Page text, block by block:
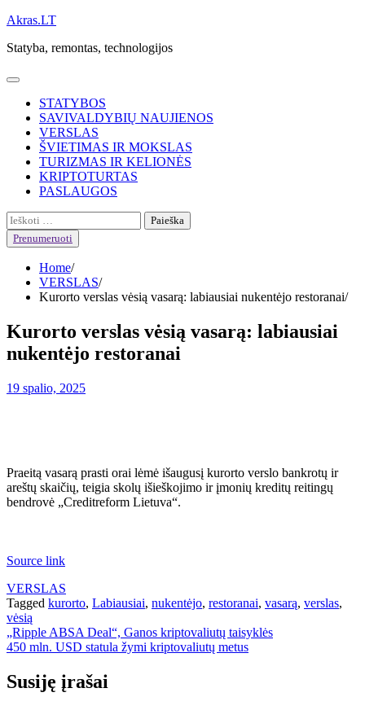
Skip
content
Akras.LT
Statyba, remontas, technologijos
STATYBOS
SAVIVALDYBIŲ NAUJIENOS
VERSLAS
ŠVIETIMAS IR MOKSLAS
TURIZMAS IR KELIONĖS
KRIPTOTURTAS
PASLAUGOS
Ieškoti:
Prenumeruoti
Home
VERSLAS
Kurorto verslas vėsią vasarą: labiausiai nukentėjo restoranai
Kurorto verslas vėsią vasarą: labiausiai
nukentėjo restoranai
19 spalio, 2025
Praeitą vasarą prasti orai lėmė išaugusį kurorto verslo bankrotų ir
areštų skaičių, teigia skolų išieškojimo ir įmonių kreditų reitingų
bendrovė „Creditreform Lietuva“.
Source link
VERSLAS
Tagged kurorto, Labiausiai, nukentėjo, restoranai, vasarą, verslas,
vėsią
Navigacija
tarp
įrašų
„Ripple ABSA Deal“, Ganos kriptovaliutų taisyklės
450 mln. USD statula žymi kriptovaliutų metus
Susiję įrašai